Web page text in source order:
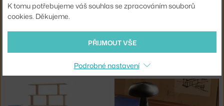
Pojízdné stolky
Rotate
K tomu potřebujeme váš souhlas se zpracováním souborů
cookies. Děkujeme.
PŘIJMOUT VŠE
Podrobné nastavení